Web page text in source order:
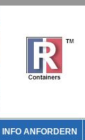
INFO ANFORDERN